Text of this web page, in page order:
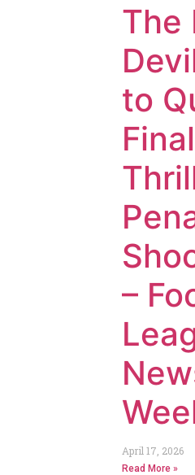
The
to
–
April 17, 2026
Read More »